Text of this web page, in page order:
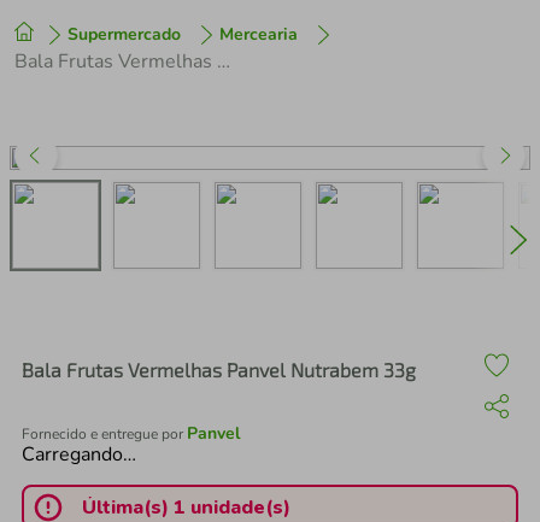
Supermercado Mercearia
Bala Frutas Vermelhas Panvel Nutrabem 33g
Bala Frutas Vermelhas Panvel Nutrabem 33g
Fornecido e entregue por Panvel
Carregando…
Última(s) 1 unidade(s)
1º tenis
perfume